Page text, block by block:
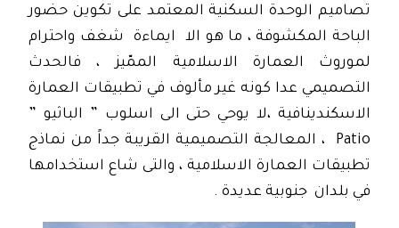
تصاميم الوحدة السكنية المعتمد على تكوين حضور
الباحة المكشوفة ، ما هو الا ايماءة شغف واحترام
لموروث العمارة الاسلامية الممّيز ، فالحدث
التصميمي عدا كونه غير مألوف في تطبيقات العمارة
الاسكندينافية ،لا يوحي حتى الى اسلوب ” الباثيو ”
Patio ، المعالجة التصميمية القريبة جداً من نماذج
تطبيقات العمارة الاسلامية ، والتى شاع استخدامها
في بلدان جنوبية عديدة .